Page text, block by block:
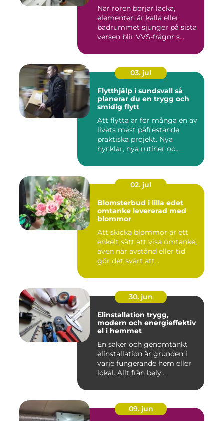
När rören börjar läcka,
elementen är kalla eller
badrummet sjunger på sista
versen blir VVS-frågor s...
03. jul
Flytthjälp i sundsvall så
planerar du en trygg och
smidig flytt
Att flytta är för många en av
livets mest påfrestande
praktiska projekt. Nya
nycklar, nya rutiner oc...
02. jul
Blomsterbud i lilla edet
omtanke levererad med
blommor
Att skicka blommor är ett
enkelt sätt att visa omtanke,
även när avstånd eller tid
gör det svårt att...
30. jun
Elinstallation trygg,
modern och energieffektiv
el i hemmet
En säker och genomtänkt
elinstallation är grunden i
varje fungerande hem eller
lokal. Allt från bely...
09. jun